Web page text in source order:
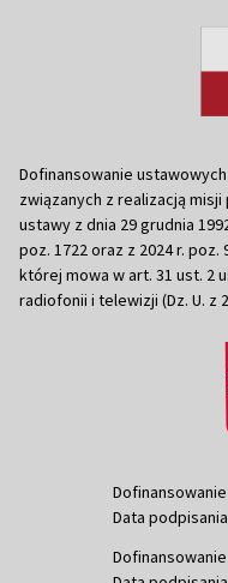
Dofinansowanie
związanych z realizacją
ustawy z dnia 29 grudnia
poz. 1722 oraz z 2024 r.
której mowa w art. 31 ust. 2
radiofonii i telewizji (Dz. U. z
Dofinansowanie
Data
Dofinansowanie